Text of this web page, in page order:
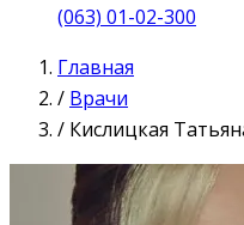
(063) 01-02-300
Главная
/ Врачи
/ Кислицкая